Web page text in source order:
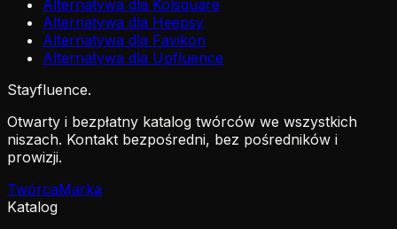
Alternatywa dla Kolsquare
Alternatywa dla Heepsy
Alternatywa dla Favikon
Alternatywa dla Upfluence
Stayfluence.
Otwarty i bezpłatny katalog twórców we wszystkich
niszach. Kontakt bezpośredni, bez pośredników i
prowizji.
TwórcaMarka
Katalog